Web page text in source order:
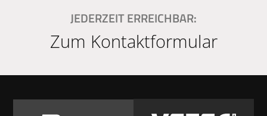
JEDERZEIT ERREICHBAR:
Zum Kontaktformular